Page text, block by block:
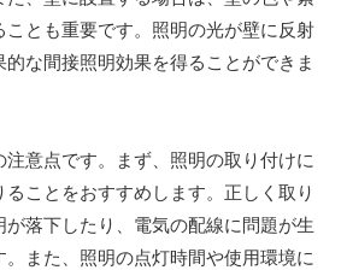
とも重要です。照明の光が壁に反射
な間接照明効果を得ることができま
意点です。まず、照明の取り付けに
ことをおすすめします。正しく取り
落下したり、電気の配線に問題が生
。また、照明の点灯時間や使用環境に